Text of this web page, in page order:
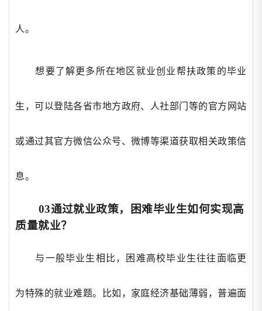
人。
想要了解更多所在地区就业创业帮扶政策的毕业
生，可以登陆各省市地方政府、人社部门等的官方网站
或通过其官方微信公众号、微博等渠道获取相关政策信
息。
03通过就业政策，困难毕业生如何实现高
质量就业？
与一般毕业生相比，困难高校毕业生往往面临更
为特殊的就业难题。比如，家庭经济基础薄弱，普遍面